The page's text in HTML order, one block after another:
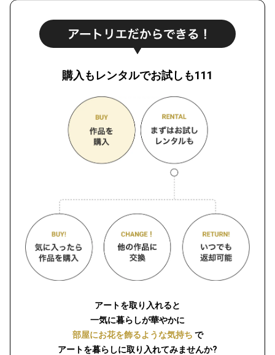
購入もレンタルでお試しも111
アートを取り入れると
一気に暮らしが華やかに
部屋にお花を飾るような気持ち で
アートを暮らしに取り入れてみませんか?